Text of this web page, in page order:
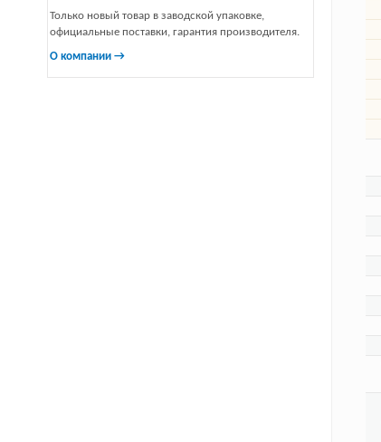
Только новый товар в заводской упаковке,
официальные поставки, гарантия производителя.
О компании →